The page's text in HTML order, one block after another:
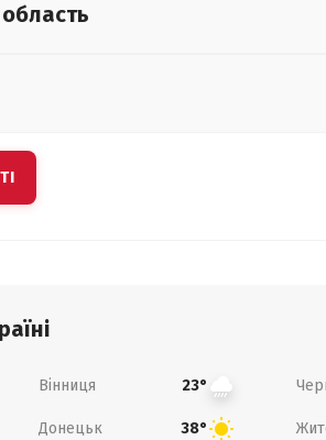
область
Вінниця 23°
Донецьк 38°